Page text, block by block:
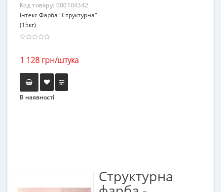
Код товару: 000104342
Інтекс Фарба "Структурна"
(15кг)
1 128 грн/штука
В наявності
Структурна